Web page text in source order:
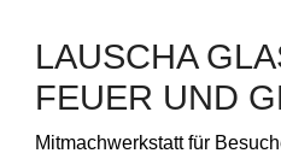
LAUSCHA
FEUER UND
Mitmachwerkstatt für